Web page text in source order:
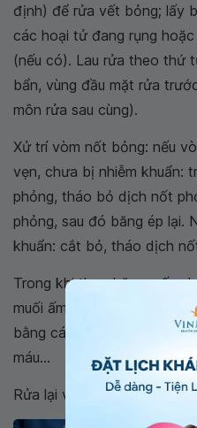
định) để rửa vết bỏng; lấy
các hoại tử đang rụng
(nếu có). Lau rửa theo thứ
bẩn, vùng đầu mặt rửa
môn rửa sau cùng).
Xử trí vòm nốt bỏng: nếu
vẹn, chưa bị nhiễm khuẩn:
phỏng, tháo bỏ dịch nốt
phỏng, sau đó băng ép lại.
khuẩn: cắt bỏ, tháo dịch
Trong khi thay băng, nếu
muối ấm hoặc tẩm dung
bằng các biện pháp như
máu...
Rửa lại vết bỏng bằng